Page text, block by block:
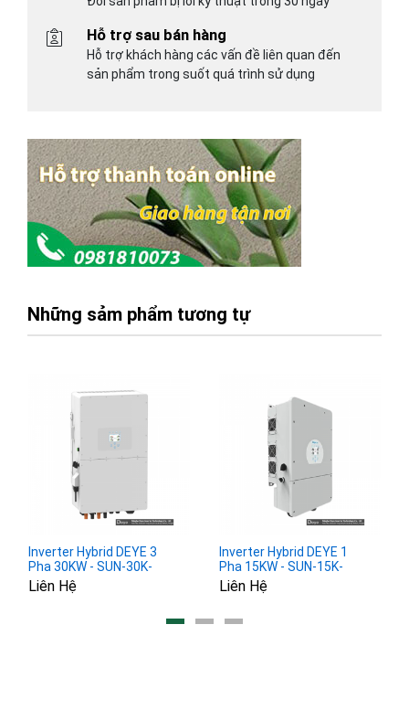
Hỗ trợ sau bán hàng
Hỗ trợ khách hàng các vấn đề liên quan đến
sản phẩm trong suốt quá trình sử dụng
Những sảm phẩm tương tự
Inverter Hybrid DEYE 3
Pha 30KW - SUN-30K-
SG01HP3-EU-BM3
Liên Hệ
Inverter Hybrid DEYE 1
Pha 15KW - SUN-15K-
SG01HP3-EU-AM2
Liên Hệ